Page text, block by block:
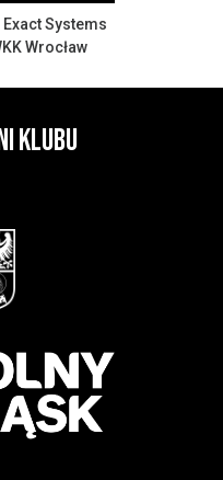
Systems
Wrocław
klubu